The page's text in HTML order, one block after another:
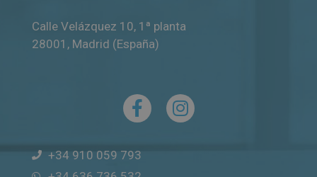
Calle Velázquez 10, 1ª planta
28001 , Madrid (España)
+34 910 059 793